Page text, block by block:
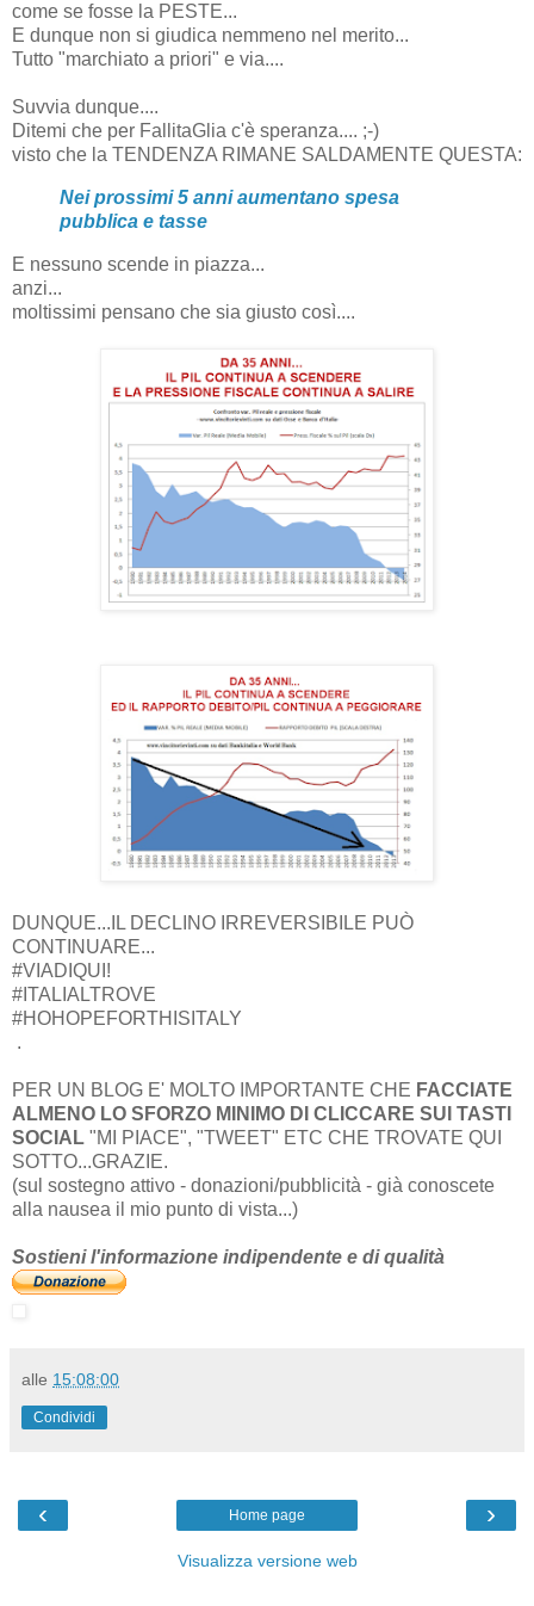
come se fosse la PESTE...
E dunque non si giudica nemmeno nel merito...
Tutto "marchiato a priori" e via....
Suvvia dunque....
Ditemi che per FallitaGlia c'è speranza.... ;-)
visto che la TENDENZA RIMANE SALDAMENTE QUESTA:
Nei prossimi 5 anni aumentano spesa
pubblica e tasse
E nessuno scende in piazza...
anzi...
moltissimi pensano che sia giusto così....
DUNQUE...IL DECLINO IRREVERSIBILE PUÒ
CONTINUARE...
#VIADIQUI!
#ITALIALTROVE
#HOHOPEFORTHISITALY
.
PER UN BLOG E' MOLTO IMPORTANTE CHE FACCIATE
ALMENO LO SFORZO MINIMO DI CLICCARE SUI TASTI
SOCIAL "MI PIACE", "TWEET" ETC CHE TROVATE QUI
SOTTO...GRAZIE.
(sul sostegno attivo - donazioni/pubblicità - già conoscete
alla nausea il mio punto di vista...)
Sostieni l'informazione indipendente e di qualità
alle 15:08:00
Condividi
‹ ›
Home page
Visualizza versione web